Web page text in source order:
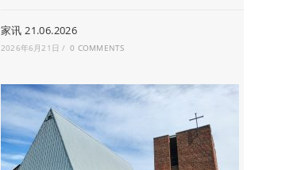
家讯 21.06.2026
2026年6月21日 / 0 COMMENTS